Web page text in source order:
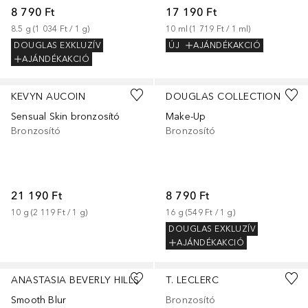
8 790 Ft
8.5 g (1 034 Ft / 1 g)
DOUGLAS EXKLUZÍV
AJÁNDÉKAKCIÓ
17 190 Ft
10 ml (1 719 Ft / 1 ml)
ÚJ
AJÁNDÉKAKCIÓ
KEVYN AUCOIN
Sensual Skin bronzosító
Bronzosító
21 190 Ft
10 g (2 119 Ft / 1 g)
DOUGLAS COLLECTION
Make-Up
Bronzosító
8 790 Ft
16 g (549 Ft / 1 g)
DOUGLAS EXKLUZÍV
AJÁNDÉKAKCIÓ
ANASTASIA BEVERLY HILLS
Smooth Blur
T. LECLERC
Bronzosító